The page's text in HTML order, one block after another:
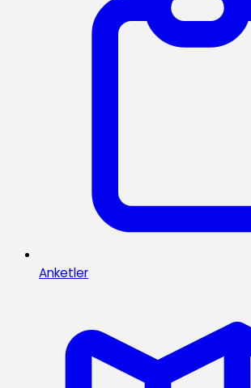
Anketler